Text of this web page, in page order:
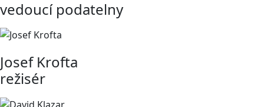
vedoucí podatelny
Josef Krofta
režisér